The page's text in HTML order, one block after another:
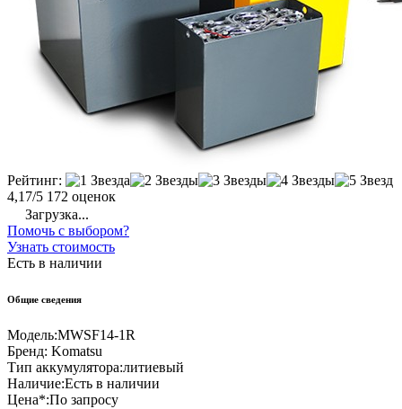
Рейтинг:
4,17/5 172 оценок
Загрузка...
Помочь с выбором?
Узнать стоимость
Есть в наличии
Общие сведения
Модель:MWSF14-1R
Бренд: Komatsu
Тип аккумулятора:литиевый
Наличие:Есть в наличии
Цена*:По запросу